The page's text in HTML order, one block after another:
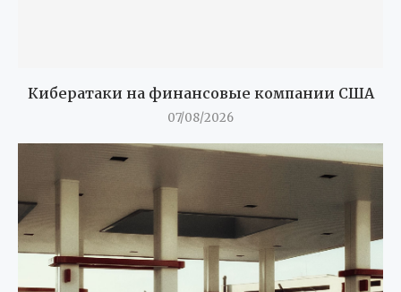
Кибератаки на финансовые компании США
07/08/2026